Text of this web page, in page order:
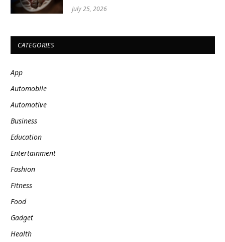
July 25, 2026
CATEGORIES
App
Automobile
Automotive
Business
Education
Entertainment
Fashion
Fitness
Food
Gadget
Health